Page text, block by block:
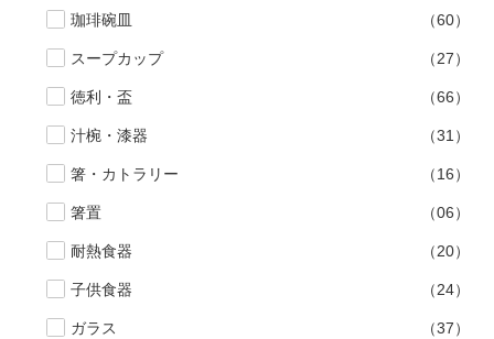
珈琲碗皿 （60）
スープカップ （27）
徳利・盃 （66）
汁椀・漆器 （31）
箸・カトラリー （16）
箸置 （06）
耐熱食器 （20）
子供食器 （24）
ガラス （37）